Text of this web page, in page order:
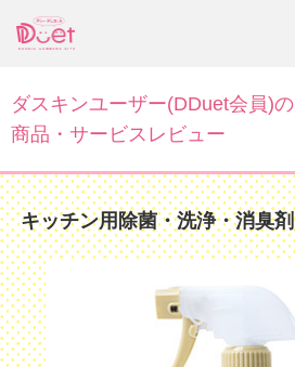
ダスキンユーザー(DDuet会員)の
商品・サービスレビュー
キッチン用除菌・洗浄・消臭剤